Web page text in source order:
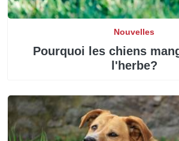
Nouvelles
Pourquoi les chiens
l'herbe?